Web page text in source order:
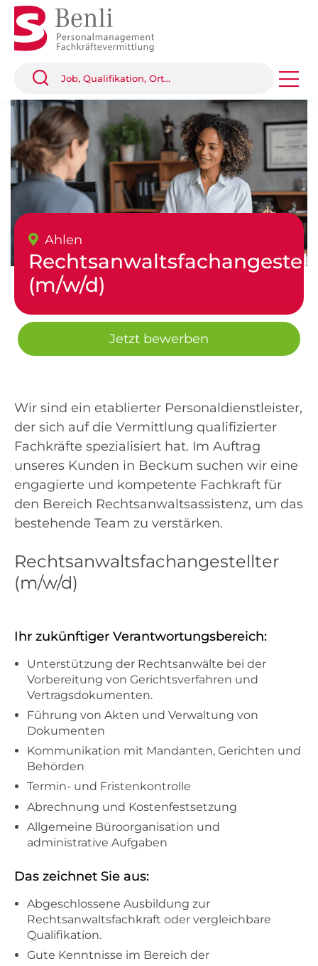
Ahlen
(m/w/d)
Jetzt bewerben
Wir sind ein etablierter Personaldienstleister,
der sich auf die Vermittlung qualifizierter
Fachkräfte spezialisiert hat. Im Auftrag
unseres Kunden in Beckum suchen wir eine
engagierte und kompetente Fachkraft für
den Bereich Rechtsanwaltsassistenz, um das
bestehende Team zu verstärken.
Rechtsanwaltsfachangestellter
(m/w/d)
Ihr zukünftiger Verantwortungsbereich:
Unterstützung der Rechtsanwälte bei der
Vorbereitung von Gerichtsverfahren und
Vertragsdokumenten.
Führung von Akten und Verwaltung von
Dokumenten
Kommunikation mit Mandanten, Gerichten und
Behörden
Termin- und Fristenkontrolle
Abrechnung und Kostenfestsetzung
Allgemeine Büroorganisation und
administrative Aufgaben
Das zeichnet Sie aus:
Abgeschlossene Ausbildung zur
Rechtsanwaltsfachkraft oder vergleichbare
Qualifikation.
Gute Kenntnisse im Bereich der